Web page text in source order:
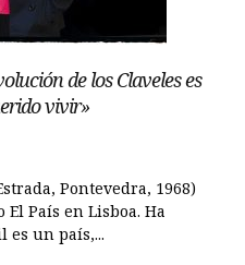
de los Claveles es
vivir»
Pontevedra, 1968)
País en Lisboa. Ha
es un país,...